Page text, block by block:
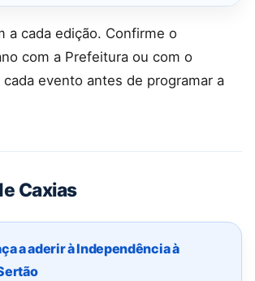
a cada edição. Confirme o
com a Prefeitura ou com o
evento antes de programar a
Caxias
a aderir à Independência à